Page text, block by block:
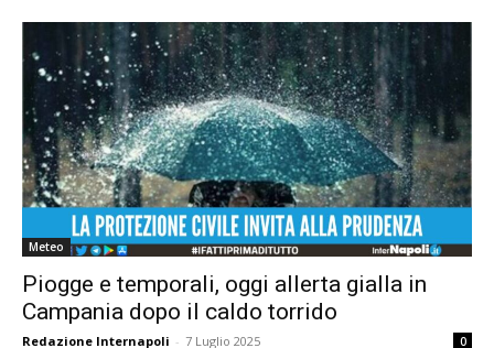
Meteo
Piogge e temporali, oggi allerta gialla in
Campania dopo il caldo torrido
Redazione Internapoli - 7 Luglio 2025 0